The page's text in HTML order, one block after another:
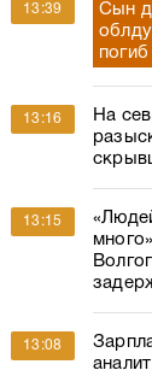
13:39
Сын
13:16
На
13:15
13:08